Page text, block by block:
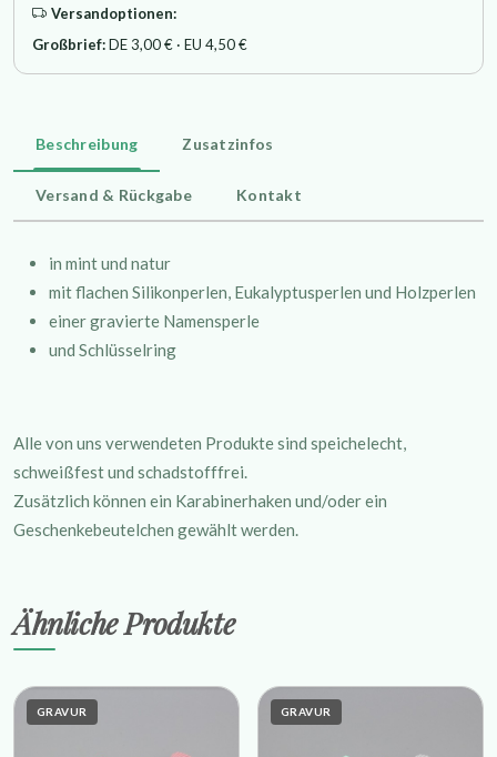
Versandoptionen:
Großbrief:DE 3,00 € · EU 4,50 €
Beschreibung Zusatzinfos
Versand & Rückgabe Kontakt
in mint und natur
mit flachen Silikonperlen, Eukalyptusperlen und Holzperlen
einer gravierte Namensperle
und Schlüsselring
Alle von uns verwendeten Produkte sind speichelecht,
schweißfest und schadstofffrei.
Zusätzlich können ein Karabinerhaken und/oder ein
Geschenkebeutelchen gewählt werden.
Ähnliche Produkte
GRAVUR GRAVUR